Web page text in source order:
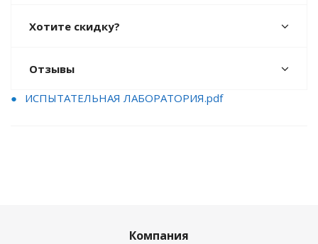
Хотите скидку?
Отзывы
ИСПЫТАТЕЛЬНАЯ ЛАБОРАТОРИЯ.pdf
Компания